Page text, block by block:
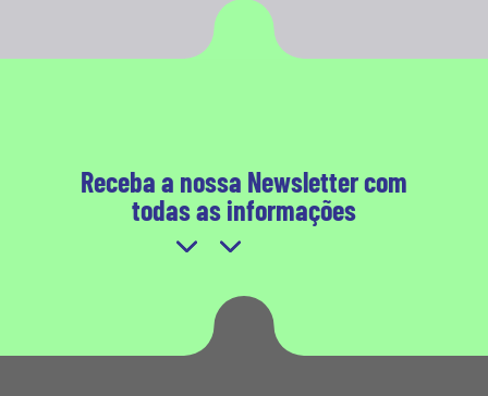
Receba a nossa Newsletter com
todas as informações